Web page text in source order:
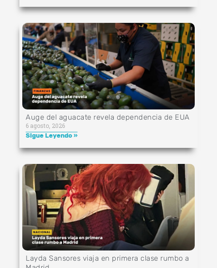
Auge del aguacate revela dependencia de EUA
6 agosto, 2026
Sigue Leyendo »
Layda Sansores viaja en primera clase rumbo a